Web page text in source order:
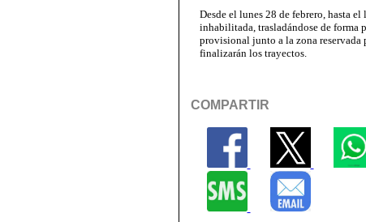
Desde el lunes 28 de febrero, hasta
inhabilitada, trasladándose de forma
provisional junto a la zona reservada
finalizarán los trayectos.
COMPARTIR